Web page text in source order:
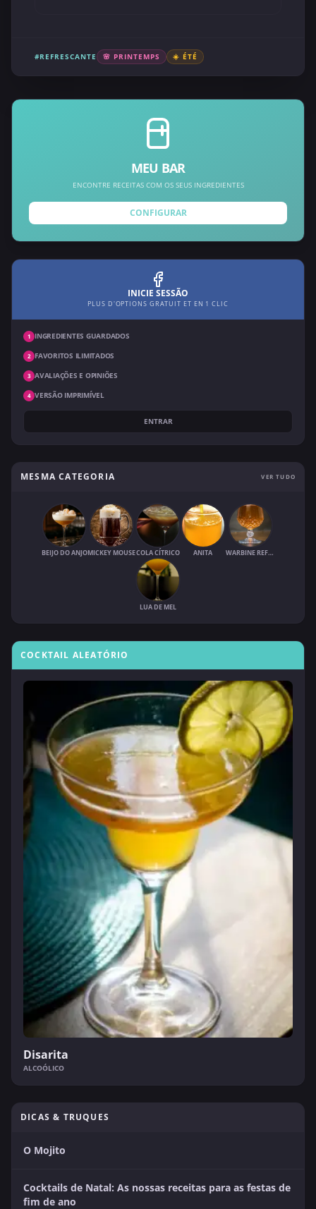
#REFRESCANTE 🌸 PRINTEMPS ☀️ ÉTÉ
MEU BAR
ENCONTRE RECEITAS COM OS SEUS INGREDIENTES
CONFIGURAR
INICIE SESSÃO
PLUS D'OPTIONS GRATUIT ET EN 1 CLIC
1 INGREDIENTES GUARDADOS
2 FAVORITOS ILIMITADOS
3 AVALIAÇÕES E OPINIÕES
4 VERSÃO IMPRIMÍVEL
ENTRAR
MESMA CATEGORIA VER TUDO
BEIJO DO ANJOMICKEY MOUSECOLA CÍTRICO ANITA WARBINE REFRESCANTE
LUA DE MEL
COCKTAIL ALEATÓRIO
Disarita
ALCOÓLICO
DICAS & TRUQUES
O Mojito
Cocktails de Natal: As nossas receitas para as festas de
fim de ano